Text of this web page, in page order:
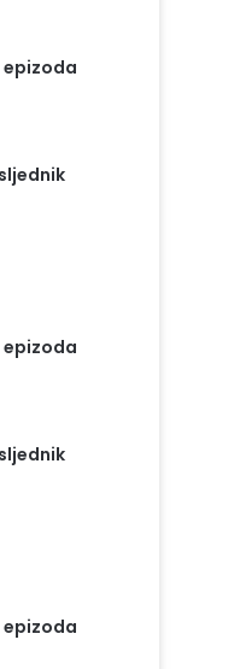
epizoda
epizoda
epizoda